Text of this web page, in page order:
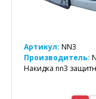
Артикул: NN3
Производитель:
Накидка nn3